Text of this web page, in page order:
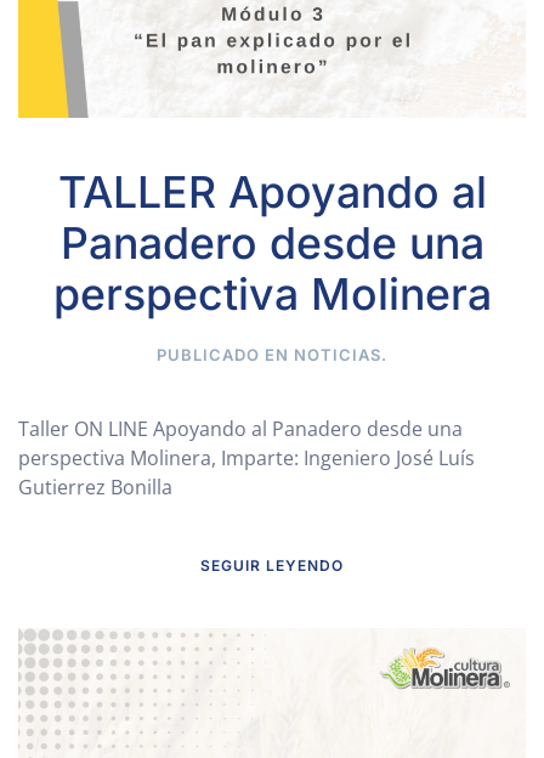
TALLER Apoyando al
Panadero desde una
perspectiva Molinera
PUBLICADO EN NOTICIAS.
Taller ON LINE Apoyando al Panadero desde una
perspectiva Molinera, Imparte: Ingeniero José Luís
Gutierrez Bonilla
SEGUIR LEYENDO